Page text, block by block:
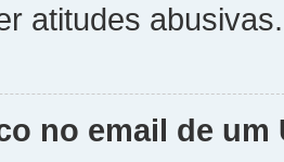
atitudes abusivas.
no email de um